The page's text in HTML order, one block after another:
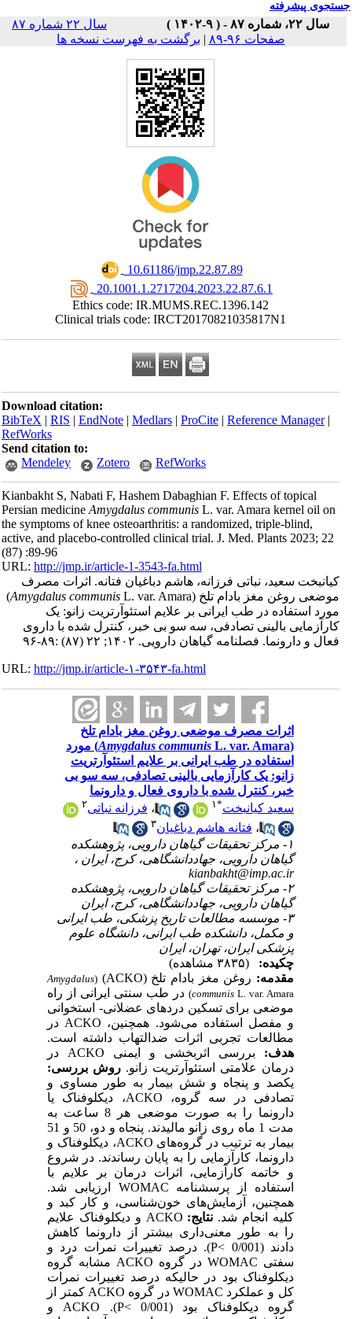
پیشرفته
سال ۲۲، شماره ۸۷ - ( ۹-۱۴۰۲ )
سال ۲۲ شماره ۸۷
صفحات ۹۶-۸۹
|برگشت به فهرست نسخه ها
‎ 10.61186/jmp.22.87.89
‎ 20.1001.1.2717204.2023.22.87.6.1
Ethics code: IR.MUMS.REC.1396.142
Clinical trials code: IRCT20170821035817N1
Download citation:
BibTeX|RIS|EndNote|Medlars|ProCite|Reference Manager
RefWorks
Send citation to:
Mendeley
Zotero RefWorks
Kianbakht S, Nabati F, Hashem Dabaghian F. Effects of topical
Persian medicineAmygdalus communisL. var. Amara kernel oil
the symptoms of knee osteoarthritis: a randomized, triple-blind,
active, and placebo-controlled clinical trial. J. Med. Plants 2023; 22
(87) :89-96
URL:http://jmp.ir/article-1-3543-fa.html
سعید، نباتی فرزانه، هاشم دباغیان فتانه. اثرات مصرف
روغن مغز بادام تلخ (
Amygdalus communis
L. var. Amara)
استفاده در طب ایرانی بر علایم استئوآرتریت زانو: یک
بالینی تصادفی، سه سو بی خبر، کنترل شده با داروی
و دارونما. فصلنامه گياهان دارویی. ۱۴۰۲; ۲۲ (۸۷) :۸۹-۹۶
URL:http://jmp.ir/article-۱-۳۵۴۳-fa.html
اثرات مصرف موضعی روغن مغز بادام تلخ
Amygdalus communisL. var. Amara) مورد
استفاده در طب ایرانی بر علایم استئوآرتریت
زانو: یک کارآزمایی بالینی تصادفی، سه سو بی
خبر، کنترل شده با داروی فعال و دارونما
سعید کیانبخت* ،فرزانه نباتی ۲
،فتانه هاشم دباغیان
۱- مرکز تحقیقات گیاهان دارویی، پژوهشکده
گیاهان دارویی، جهاددانشگاهی، کرج، ایران ،
kianbakht@imp.ac.ir
۲- مرکز تحقیقات گیاهان دارویی، پژوهشکده
گیاهان دارویی، جهاددانشگاهی، کرج، ایران
۳- موسسه مطالعات تاریخ پزشکی، طب ایرانی
و مکمل، دانشکده طب ایرانی، دانشگاه علوم
پزشکی ایران، تهران، ایران
چکیده:
(۳۸۳۵ مشاهده)
مقدمه:روغن مغز بادام تلخ (ACKO) (
Amygdalus
communisL. var. Amara)
در طب سنتی ایرانی از راه
موضعی برای تسکین دردهای عضلانی- استخوانی
و مفصل استفاده می‌شود. همچنین، ACKO در
مطالعات تجربی اثرات ضدالتهاب داشته است.
هدف:
بررسی اثربخشی و ایمنی ACKO در
درمان علامتی استئوآرتریت زانو. روش بررسی:
یکصد و پنجاه و شش بیمار به طور مساوی و
تصادفی در سه گروه، ACKO، دیکلوفناک یا
دارونما را به صورت موضعی هر 8 ساعت به
مدت 1 ماه روی زانو مالیدند. پنجاه و دو، 50 و 51
بیمار به ترتیب در گروه‌های ACKO، دیکلوفناک و
دارونما، کارآزمایی را به پایان رساندند. در شروع
و خاتمه کارآزمایی، اثرات درمان بر علایم با
استفاده از پرسشنامه WOMAC ارزیابی شد.
همچنین، آزمایش‌های خون‌شناسی، و کار کبد و
کلیه انجام شد.نتایج:
ACKO و دیکلوفناک علایم
را به طور معنی‌داری بیشتر از دارونما کاهش
دادند (0/001 >P). درصد تغییرات نمرات درد و
سفتی WOMAC در گروه ACKO مشابه گروه
دیکلوفناک بود در حالیکه درصد تغییرات نمرات
کل و عملکرد WOMAC در گروه ACKO کمتر از
گروه دیکلوفناک بود (0/001 >P). ACKO و